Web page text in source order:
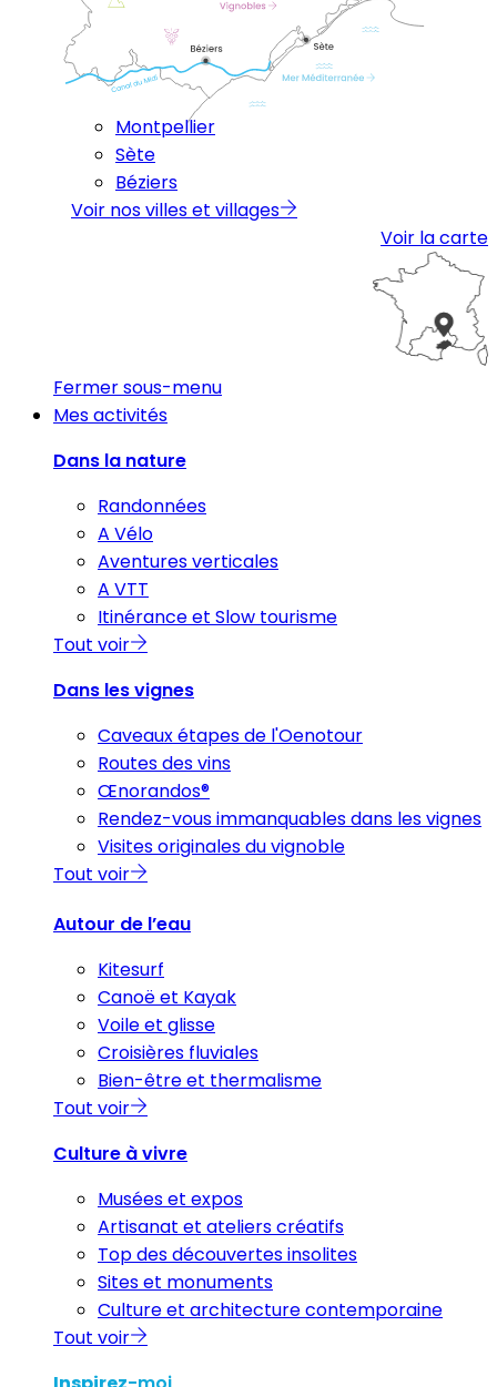
Montpellier
Sète
Béziers
Voir nos villes et villages
Voir la carte
Fermer sous-menu
Mes activités
Dans la nature
Randonnées
A Vélo
Aventures verticales
A VTT
Itinérance et Slow tourisme
Tout voir
Dans les vignes
Caveaux étapes de l'Oenotour
Routes des vins
Œnorandos®
Rendez-vous immanquables dans les vignes
Visites originales du vignoble
Tout voir
Autour de l’eau
Kitesurf
Canoë et Kayak
Voile et glisse
Croisières fluviales
Bien-être et thermalisme
Tout voir
Culture à vivre
Musées et expos
Artisanat et ateliers créatifs
Top des découvertes insolites
Sites et monuments
Culture et architecture contemporaine
Tout voir